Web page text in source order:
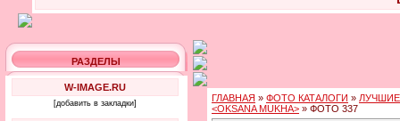
РАЗДЕЛЫ
W-IMAGE.RU
[добавить в закладки] ГЛАВНАЯ » ФОТО КАТАЛОГИ »
<OKSANA MUKHA> » ФОТО 337